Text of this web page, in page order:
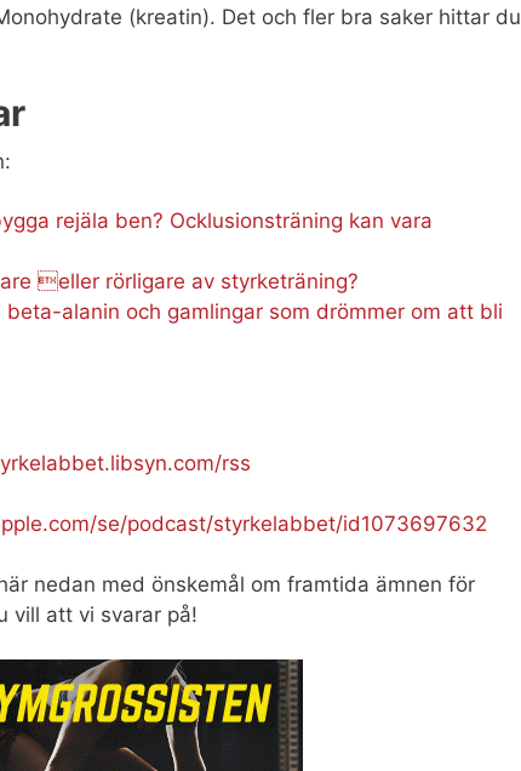
(kreatin). Det och fler bra saker hittar du
rejäla ben? Ocklusionsträning kan vara
eller rörligare av styrketräning?
beta-alanin och gamlingar som drömmer om att bli
rss
se/podcast/styrkelabbet/id1073697632
nedan med önskemål om framtida ämnen för
vill att vi svarar på!